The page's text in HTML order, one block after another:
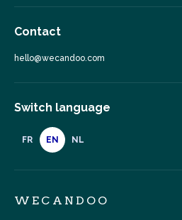
Contact
hello@wecandoo.com
Switch language
FR EN NL
WECANDOO